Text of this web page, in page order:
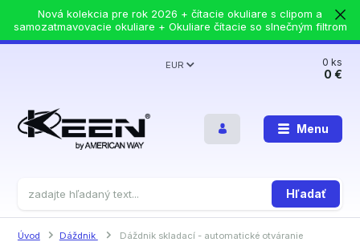
Nová kolekcia pre rok 2026 + čítacie okuliare s clipom a
samozatmavovacie okuliare + Okuliare čítacie so slnečným filtrom
Menu
EUR
Hľadať
0ks
0 €
Úvod Dáždnik
Dáždnik skladací - automatické otváranie